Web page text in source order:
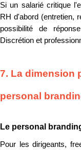
Si un salarié critique
RH d'abord (entretien,
possibilité de
Discrétion et
7. La dimension
personal
Le personal
Pour les dirigeants,